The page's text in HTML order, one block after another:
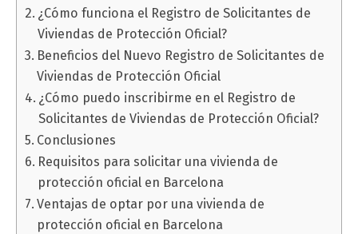
¿Cómo funciona el Registro de Solicitantes de
Viviendas de Protección Oficial?
Beneficios del Nuevo Registro de Solicitantes de
Viviendas de Protección Oficial
¿Cómo puedo inscribirme en el Registro de
Solicitantes de Viviendas de Protección Oficial?
Conclusiones
Requisitos para solicitar una vivienda de
protección oficial en Barcelona
Ventajas de optar por una vivienda de
protección oficial en Barcelona